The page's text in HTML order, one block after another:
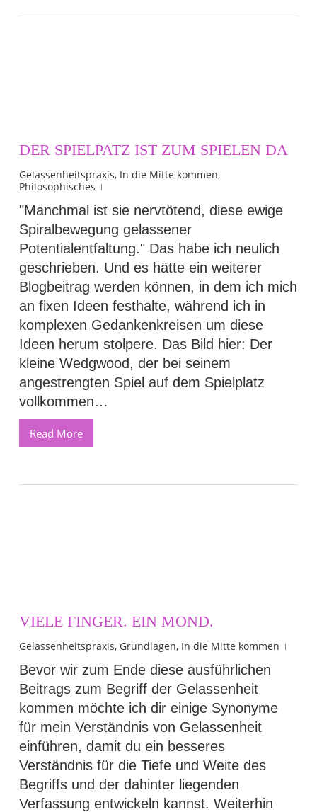
DER SPIELPATZ IST ZUM SPIELEN DA
Gelassenheitspraxis, In die Mitte kommen,
Philosophisches
"Manchmal ist sie nervtötend, diese ewige
Spiralbewegung gelassener
Potentialentfaltung." Das habe ich neulich
geschrieben. Und es hätte ein weiterer
Blogbeitrag werden können, in dem ich mich
an fixen Ideen festhalte, während ich in
komplexen Gedankenkreisen um diese
Ideen herum stolpere. Das Bild hier: Der
kleine Wedgwood, der bei seinem
angestrengten Spiel auf dem Spielplatz
vollkommen…
Read More
VIELE FINGER. EIN MOND.
Gelassenheitspraxis, Grundlagen, In die Mitte kommen
Bevor wir zum Ende diese ausführlichen
Beitrags zum Begriff der Gelassenheit
kommen möchte ich dir einige Synonyme
für mein Verständnis von Gelassenheit
einführen, damit du ein besseres
Verständnis für die Tiefe und Weite des
Begriffs und der dahinter liegenden
Verfassung entwickeln kannst. Weiterhin